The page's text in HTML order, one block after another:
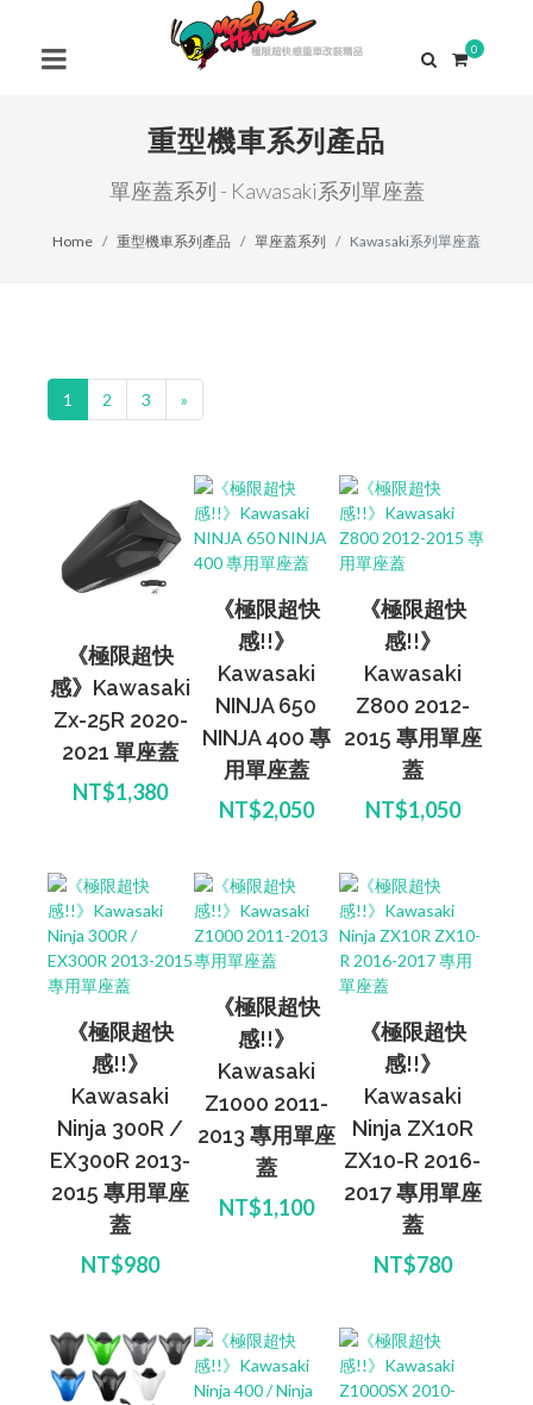
0
重型機車系列產品
單座蓋系列 - Kawasaki系列單座蓋
Home 重型機車系列產品 單座蓋系列 Kawasaki系列單座蓋
1 2 3 »
《極限超快
感》Kawasaki
Zx-25R 2020-
2021 單座蓋
NT$1,380
《極限超快
感!!》
Kawasaki
NINJA 650
NINJA 400 專
用單座蓋
NT$2,050
《極限超快
感!!》
Kawasaki
Z800 2012-
2015 專用單座
蓋
NT$1,050
《極限超快
感!!》
Kawasaki
Ninja 300R /
EX300R 2013-
2015 專用單座
蓋
NT$980
《極限超快
感!!》
Kawasaki
Z1000 2011-
2013 專用單座
蓋
NT$1,100
《極限超快
感!!》
Kawasaki
Ninja ZX10R
ZX10-R 2016-
2017 專用單座
蓋
NT$780